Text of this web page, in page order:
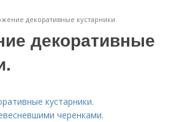
декоративные кустарники.
декоративные
кустарники.
черенками.